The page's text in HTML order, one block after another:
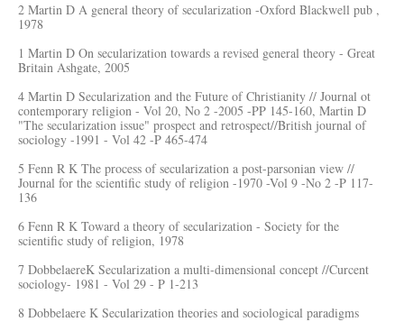
2 Martin D A general theory of secularization -Oxford Blackwell pub ,
1978
1 Martin D On secularization towards a revised general theory - Great
Britain Ashgate, 2005
4 Martin D Secularization and the Future of Christianity // Journal ot
contemporary religion - Vol 20, No 2 -2005 -PP 145-160, Martin D
"The secularization issue" prospect and retrospect//British journal of
sociology -1991 - Vol 42 -P 465-474
5 Fenn R K The process of secularization a post-parsonian view //
Journal for the scientific study of religion -1970 -Vol 9 -No 2 -P 117-
136
6 Fenn R K Toward a theory of secularization - Society for the
scientific study of religion, 1978
7 DobbelaereK Secularization a multi-dimensional concept //Curcent
sociology- 1981 - Vol 29 - P 1-213
8 Dobbelaere K Secularization theories and sociological paradigms